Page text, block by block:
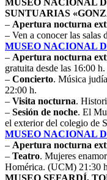
MUSEO NACIONAL
SUNTUARIAS
– Apertura nocturna
– Ven a conocer las salas
MUSEO NACIONAL
– Apertura nocturna
gratuita desde las 16:00 h.
– Concierto. Música
22:00 h.
– Visita nocturna.
– Sesión de noche. El
el exterior del colegio de
MUSEO NACIONAL
– Apertura nocturna
– Teatro. Mujeres
Homérica. (UCM) 21:30